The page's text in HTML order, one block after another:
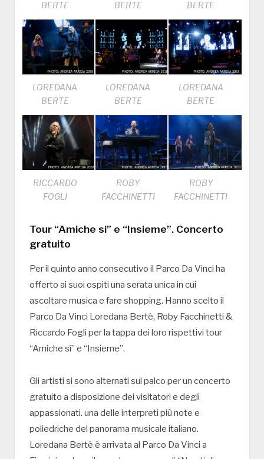
BERTE
BERTE
BERTE
LOREDANA
BERTE
LOREDANA
BERTE
LOREDANA
BERTE
RICCARDO
FOGLI
ROBY
FACCHINETTI
ROBY
FACCHINETTI
Tour “Amiche si” e “Insieme”. Concerto
gratuito
Per il quinto anno consecutivo il Parco Da Vinci ha
offerto ai suoi ospiti una serata unica in cui
ascoltare musica e fare shopping. Hanno scelto il
Parco Da Vinci Loredana Bertè, Roby Facchinetti &
Riccardo Fogli per la tappa dei loro rispettivi tour
“Amiche sì” e “Insieme”.
Gli artisti si sono alternati sul palco per un concerto
gratuito a disposizione dei visitatori e degli
appassionati. una delle interpreti più note e
poliedriche del panorama musicale italiano.
Loredana Bertè è arrivata al Parco Da Vinci a